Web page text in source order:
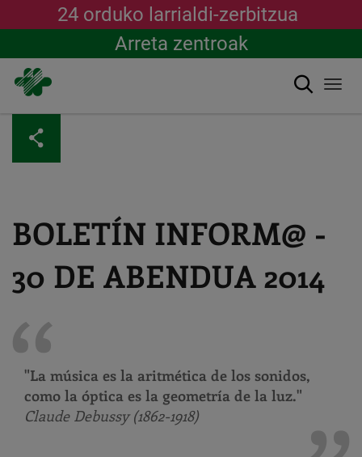
content
24 orduko larrialdi-zerbitzua
Arreta zentroak
Bilatu
BOLETÍN INFORM@ -
30 DE ABENDUA 2014
"La música es la aritmética de los sonidos,
como la óptica es la geometría de la luz."
Claude Debussy (1862-1918)